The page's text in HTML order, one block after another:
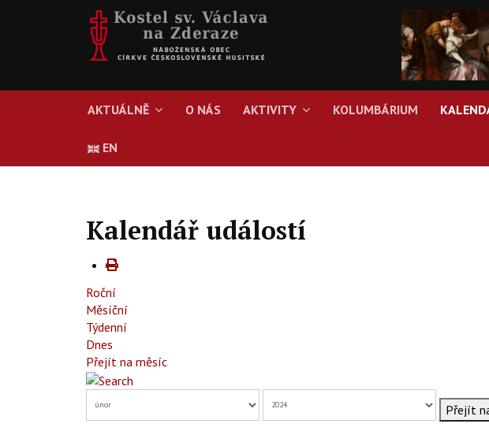
AKTUÁLNĚ O NÁS AKTIVITY KOLUMBÁRIUM
EN
Kalendář událostí
Roční
Měsíční
Týdenní
Dnes
Přejít na měsíc
Přejít